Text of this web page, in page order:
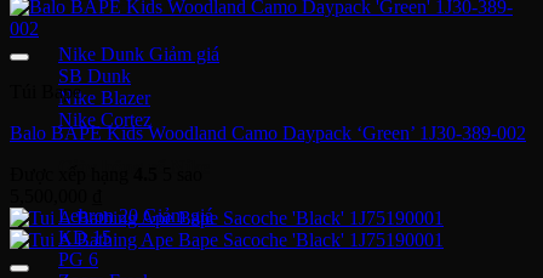
Giày thời trang
Nike Dunk
SB Dunk
Nike Blazer
Nike Cortez
Lebron 20
KD 15
PG 6
Túi Bape
Balo BAPE Kids Woodland Camo Daypack ‘Green’ 1J30-389-002